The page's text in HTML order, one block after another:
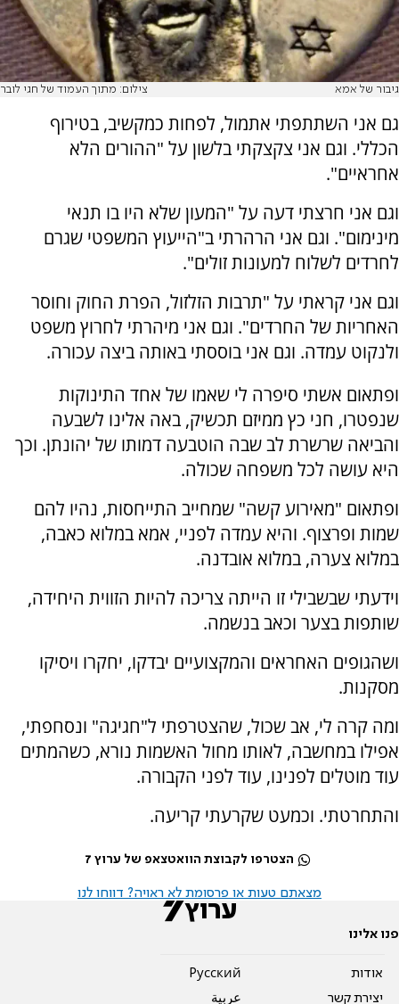
גיבור של אמא צילום: מתוך העמוד של חגי לובר
גם אני השתתפתי אתמול, לפחות כמקשיב, בטירוף
הכללי. וגם אני צקצקתי בלשון על "ההורים הלא
אחראיים".
וגם אני חרצתי דעה על "המעון שלא היו בו תנאי
מינימום". וגם אני הרהרתי ב"הייעוץ המשפטי שגרם
לחרדים לשלוח למעונות זולים".
וגם אני קראתי על "תרבות הזלזול, הפרת החוק וחוסר
האחריות של החרדים". וגם אני מיהרתי לחרוץ משפט
ולנקוט עמדה. וגם אני בוססתי באותה ביצה עכורה.
ופתאום אשתי סיפרה לי שאמו של אחד התינוקות
שנפטרו, חני כץ ממיזם תכשיק, באה אלינו לשבעה
והביאה שרשרת לב שבה הוטבעה דמותו של יהונתן. וכך
היא עושה לכל משפחה שכולה.
ופתאום "מאירוע קשה" שמחייב התייחסות, נהיו להם
שמות ופרצוף. והיא עמדה לפניי, אמא במלוא כאבה,
במלוא צערה, במלוא אובדנה.
וידעתי שבשבילי זו הייתה צריכה להיות הזווית היחידה,
שותפות בצער וכאב בנשמה.
ושהגופים האחראים והמקצועיים יבדקו, יחקרו ויסיקו
מסקנות.
ומה קרה לי, אב שכול, שהצטרפתי ל"חגיגה" ונסחפתי,
אפילו במחשבה, לאותו מחול האשמות נורא, כשהמתים
עוד מוטלים לפנינו, עוד לפני הקבורה.
והתחרטתי. וכמעט שקרעתי קריעה.
הצטרפו לקבוצת הוואטצאפ של ערוץ 7
מצאתם טעות או פרסומת לא ראויה? דווחו לנו
פנו אלינו
אודות
יצירת קשר
Pусский
عربية